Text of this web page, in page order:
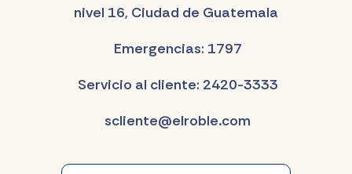
nivel 16, Ciudad de Guatemala
Emergencias: 1797
Servicio al cliente: 2420-3333
scliente@elroble.com